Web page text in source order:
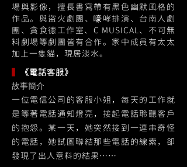
場與影像，擅長書寫帶有黑色幽默風格的
作品。與盜火劇團、嚎哮排演、台南人劇
團、貪食德工作室、C MUSICAL、不可無
料劇場等劇團皆有合作。家中成員有太太
加上一隻貓，現居淡水。
《電話客服》
故事簡介
一位電信公司的客服小姐，每天的工作就
是等著電話通知燈亮，接起電話聆聽客戶
的抱怨。某一天，她突然接到一連串奇怪
的電話，她試圖聯結那些電話的線索，卻
發現了出人意料的結果……